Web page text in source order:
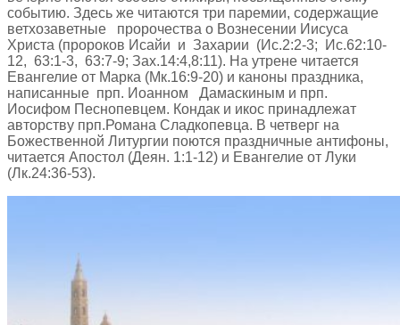
событию. Здесь же читаются три паремии, содержащие
ветхозаветные пророчества о Вознесении Иисуса
Христа (пророков Исайи и Захарии (Ис.2:2-3; Ис.62:10-
12, 63:1-3, 63:7-9; Зах.14:4,8:11). На утрене читается
Евангелие от Марка (Мк.16:9-20) и каноны праздника,
написанные прп. Иоанном Дамаскиным и прп.
Иосифом Песнопевцем. Кондак и икос принадлежат
авторству прп.Романа Сладкопевца. В четверг на
Божественной Литургии поются праздничные антифоны,
читается Апостол (Деян. 1:1-12) и Евангелие от Луки
(Лк.24:36-53).